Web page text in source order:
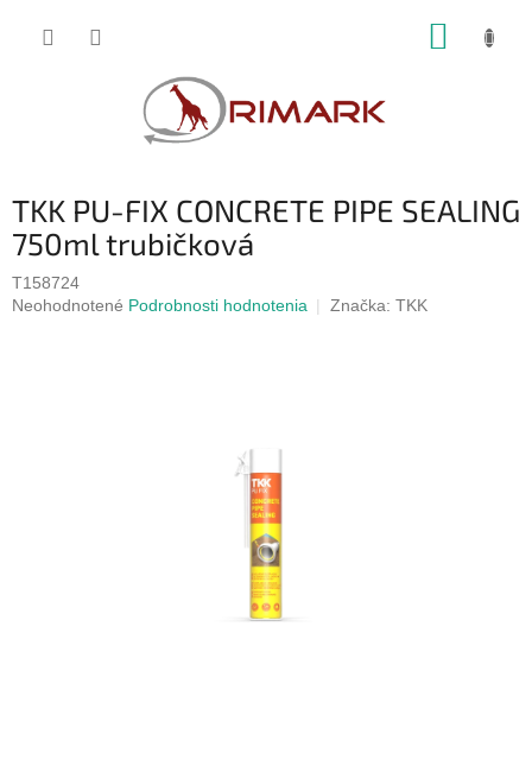
TKK PU-FIX CONCRETE PIPE SEALING
750ml trubičková
T158724
Priemerné
Neohodnotené Podrobnosti hodnotenia Značka: TKK